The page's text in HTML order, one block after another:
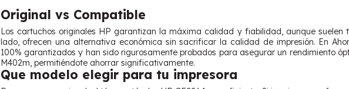
Original vs Compatible
Los cartuchos originales HP garantizan la máxima calidad y fiabilidad, aunque
lado, ofrecen una alternativa económica sin sacrificar la calidad de impresión. En
100% garantizados y han sido rigurosamente probados para asegurar un rendimiento
M402m, permitiéndote ahorrar significativamente.
Que modelo elegir para tu impresora